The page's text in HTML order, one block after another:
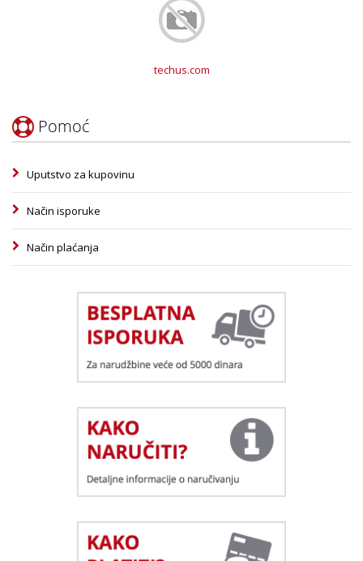
techus.com
Pomoć
Uputstvo za kupovinu
Način isporuke
Način plaćanja